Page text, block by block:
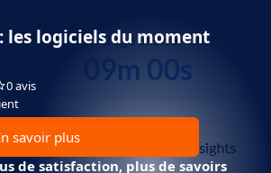
les logiciels du moment
0 avis
savoir plus
de satisfaction, plus de savoirs